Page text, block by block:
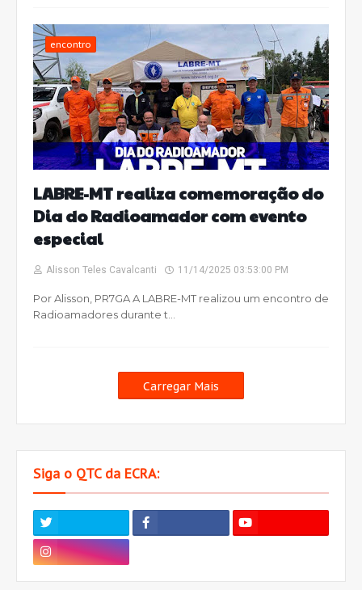
encontro
LABRE-MT realiza comemoração do
Dia do Radioamador com evento
especial
Alisson Teles Cavalcanti 11/14/2025 03:53:00 PM
Por Alisson, PR7GA A LABRE-MT realizou um encontro de
Radioamadores durante t…
Carregar Mais
Siga o QTC da ECRA: